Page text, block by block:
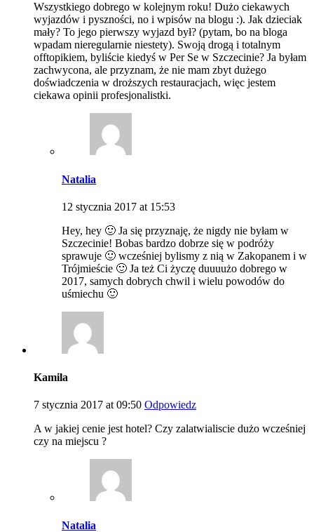
Wszystkiego dobrego w kolejnym roku! Dużo ciekawych
wyjazdów i pyszności, no i wpisów na blogu :). Jak dzieciak
mały? To jego pierwszy wyjazd był? (pytam, bo na bloga
wpadam nieregularnie niestety). Swoją drogą i totalnym
offtopikiem, byliście kiedyś w Per Se w Szczecinie? Ja byłam
zachwycona, ale przyznam, że nie mam zbyt dużego
doświadczenia w droższych restauracjach, więc jestem
ciekawa opinii profesjonalistki.
Natalia
12 stycznia 2017 at 15:53
Hey, hey 🙂 Ja się przyznaję, że nigdy nie byłam w
Szczecinie! Bobas bardzo dobrze się w podróży
sprawuje 🙂 wcześniej bylismy z nią w Zakopanem i w
Trójmieście 🙂 Ja też Ci życzę duuuużo dobrego w
2017, samych dobrych chwil i wielu powodów do
uśmiechu 🙂
Kamila
7 stycznia 2017 at 09:50 Odpowiedz
A w jakiej cenie jest hotel? Czy zalatwialiscie dużo wcześniej
czy na miejscu ?
Natalia